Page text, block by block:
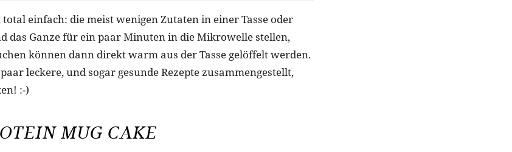
einfach: die meist wenigen Zutaten in einer Tasse oder
das Ganze für ein paar Minuten in die Mikrowelle stellen,
können dann direkt warm aus der Tasse gelöffelt werden.
leckere, und sogar gesunde Rezepte zusammengestellt,
:-)
MUG CAKE